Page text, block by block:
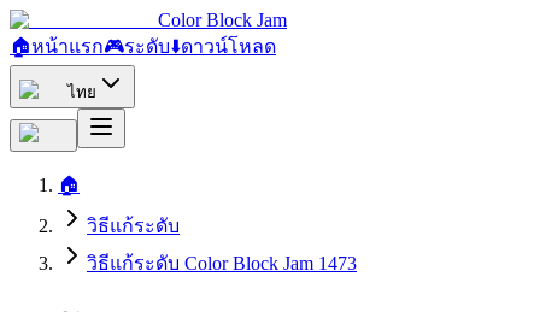
Color Block Jam
🏠หน้าแรก🎮ระดับ⬇️ดาวน์โหลด
ไทย
🏠
วิธีแก้ระดับ
วิธีแก้ระดับ Color Block Jam 1473